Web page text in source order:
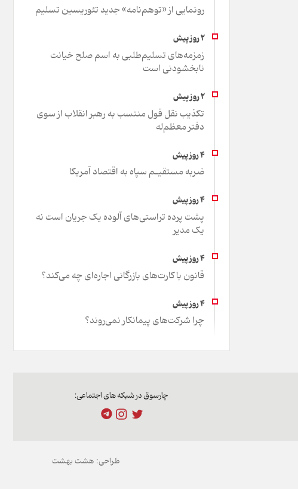
رونمایی از «توهم‌نامه» جدید تئور‌یسین تسلیم
زمزمه‌های تسلیم‌طلبی به اسم صلح خیانت
نابخشودنی است
تکذیب نقل قول منتسب به رهبر انقلاب از سوی
دفتر معظم‌له
ضربه مستقیـم سپاه به اقتصاد آمر‌یکا
پشت پرده تراستی‌های آلوده یک جریان است نه
یک مدیر
قانون با کارت‌های بازرگانی اجاره‌ای چه می‌کند؟
چرا شرکت‌های پیمانکار نمی‌روند؟
چارسوق در شبکه های اجتماعی:
طراحی: هشت بهشت